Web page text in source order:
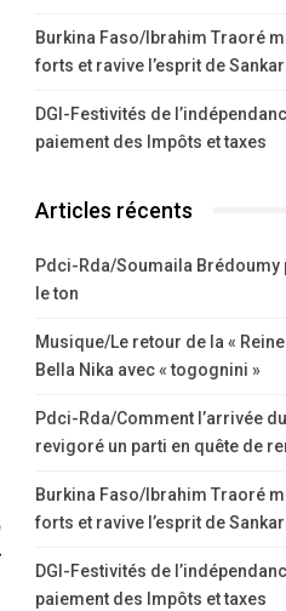
Burkina Faso/Ibrahim Traoré
forts et ravive l’esprit de
DGI-Festivités de
paiement des Impôts et taxes
Articles récents
Pdci-Rda/Soumaila Brédoumy
le ton
Musique/Le retour de la «
Bella Nika avec « togognini »
Pdci-Rda/Comment l’arrivée
revigoré un parti en quête de
Burkina Faso/Ibrahim Traoré
forts et ravive l’esprit de
DGI-Festivités de
paiement des Impôts et taxes